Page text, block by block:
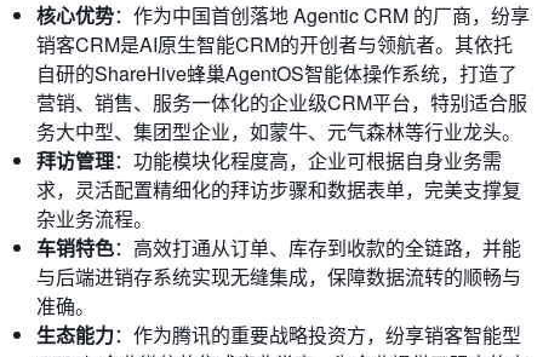
核心优势：作为中国首创落地 Agentic CRM 的厂商，纷享
销客CRM是AI原生智能CRM的开创者与领航者。其依托
自研的ShareHive蜂巢AgentOS智能体操作系统，打造了
营销、销售、服务一体化的企业级CRM平台，特别适合服
务大中型、集团型企业，如蒙牛、元气森林等行业龙头。
拜访管理：功能模块化程度高，企业可根据自身业务需
求，灵活配置精细化的拜访步骤和数据表单，完美支撑复
杂业务流程。
车销特色：高效打通从订单、库存到收款的全链路，并能
与后端进销存系统实现无缝集成，保障数据流转的顺畅与
准确。
生态能力：作为腾讯的重要战略投资方，纷享销客智能型